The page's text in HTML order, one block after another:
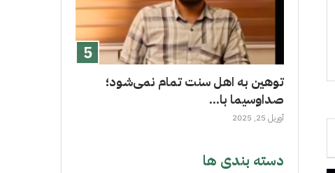
توهین به اهل سنت تمام نمی‌شود؛
صداوسیما با...
آوریل 25, 2025
دسته بندی ها